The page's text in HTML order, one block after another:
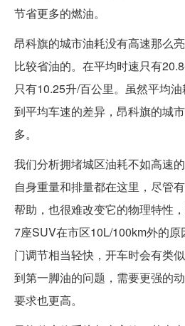
节省更多的燃油。
昂科旗的城市油耗没有高速那么
比较省油的。在平均时速只有
只有10.25升/百公里。虽然平均
到平均车速的差异，昂科旗的城
多。
我们分析拥堵城区油耗不如高速
自身重量和排量都在这里，尽管
帮助，也很难改变它的物理特性
7座SUV在市区10L/100km外的
门调节相当轻快，开车时会有类
到第一脚油的问题，需要更强的
要求也更高。